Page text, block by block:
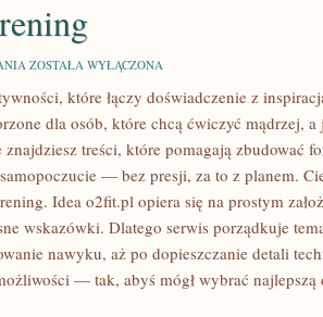
DOMOWY
ZOSTAŁA WYŁĄCZONA
które łączy doświadczenie z
dla osób, które chcą ćwiczyć mądrzej,
znajdziesz treści, które pomagają zbudować
— bez presji, za to z planem.
Idea o2fit.pl opiera się na prostym
wskazówki. Dlatego serwis porządkuje
nawyku, aż po dopieszczanie detali
— tak, abyś mógł wybrać najlepszą